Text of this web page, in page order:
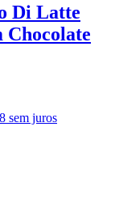
Di Latte
Chocolate
sem juros